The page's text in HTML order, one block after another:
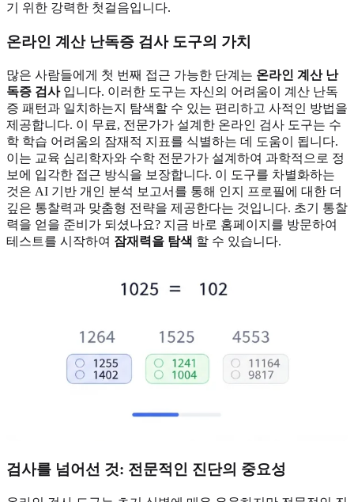
기 위한 강력한 첫걸음입니다.
온라인 계산 난독증 검사 도구의 가치
많은 사람들에게 첫 번째 접근 가능한 단계는 온라인 계산 난
독증 검사입니다. 이러한 도구는 자신의 어려움이 계산 난독
증 패턴과 일치하는지 탐색할 수 있는 편리하고 사적인 방법을
제공합니다. 이 무료, 전문가가 설계한 온라인 검사 도구는 수
학 학습 어려움의 잠재적 지표를 식별하는 데 도움이 됩니다.
이는 교육 심리학자와 수학 전문가가 설계하여 과학적으로 정
보에 입각한 접근 방식을 보장합니다. 이 도구를 차별화하는
것은 AI 기반 개인 분석 보고서를 통해 인지 프로필에 대한 더
깊은 통찰력과 맞춤형 전략을 제공한다는 것입니다. 초기 통찰
력을 얻을 준비가 되셨나요? 지금 바로 홈페이지를 방문하여
테스트를 시작하여 잠재력을 탐색 할 수 있습니다.
검사를 넘어선 것: 전문적인 진단의 중요성